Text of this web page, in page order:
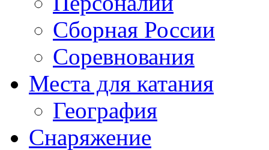
Сборная России
Соревнования
Места для катания
География
Снаряжение